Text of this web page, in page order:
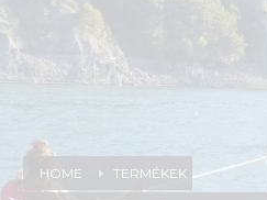
HOME TERMÉKEK